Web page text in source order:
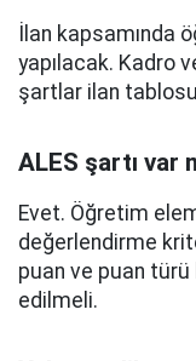
İlan kapsamında
yapılacak. Kadro
şartlar ilan
ALES şartı var
Evet. Öğretim
değerlendirme
puan ve puan
edilmeli.